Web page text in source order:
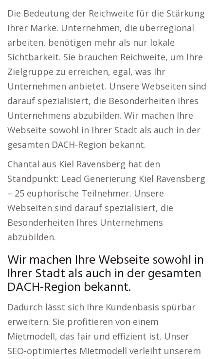
Die Bedeutung der Reichweite für die Stärkung
Ihrer Marke. Unternehmen, die überregional
arbeiten, benötigen mehr als nur lokale
Sichtbarkeit. Sie brauchen Reichweite, um Ihre
Zielgruppe zu erreichen, egal, was Ihr
Unternehmen anbietet. Unsere Webseiten sind
darauf spezialisiert, die Besonderheiten Ihres
Unternehmens abzubilden. Wir machen Ihre
Webseite sowohl in Ihrer Stadt als auch in der
gesamten DACH-Region bekannt.
Chantal aus Kiel Ravensberg hat den
Standpunkt: Lead Generierung Kiel Ravensberg
– 25 euphorische Teilnehmer. Unsere
Webseiten sind darauf spezialisiert, die
Besonderheiten Ihres Unternehmens
abzubilden.
Wir machen Ihre Webseite sowohl in
Ihrer Stadt als auch in der gesamten
DACH-Region bekannt.
Dadurch lässt sich Ihre Kundenbasis spürbar
erweitern. Sie profitieren von einem
Mietmodell, das fair und effizient ist. Unser
SEO-optimiertes Mietmodell verleiht unserem